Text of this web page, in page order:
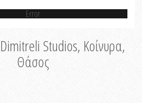
Error
Studios, Κοίνυρα,
Θάσος